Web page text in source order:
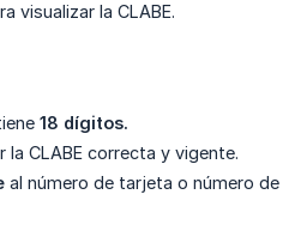
visualizar la CLABE.
18 dígitos.
CLABE correcta y vigente.
al número de tarjeta o número de